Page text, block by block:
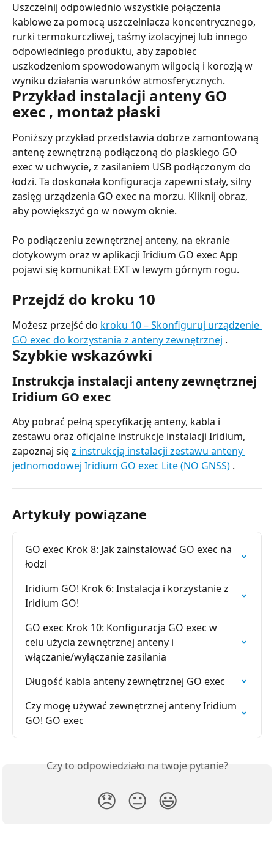
Uszczelnij odpowiednio wszystkie połączenia
kablowe za pomocą uszczelniacza koncentrycznego,
rurki termokurczliwej, taśmy izolacyjnej lub innego
odpowiedniego produktu, aby zapobiec
uszkodzeniom spowodowanym wilgocią i korozją w
wyniku działania warunków atmosferycznych.
Przykład instalacji anteny GO
exec , montaż płaski
Poniższy przykład przedstawia dobrze zamontowaną
antenę zewnętrzną podłączoną do płaskiego GO
exec w uchwycie, z zasilaniem USB podłączonym do
łodzi. Ta doskonała konfiguracja zapewni stały, silny
zasięg urządzenia GO exec na morzu. Kliknij obraz,
aby powiększyć go w nowym oknie.
Po podłączeniu zewnętrznej anteny, na ekranie
dotykowym oraz w aplikacji Iridium GO exec App
pojawi się komunikat EXT w lewym górnym rogu.
Przejdź do kroku 10
Możesz przejść do kroku 10 – Skonfiguruj urządzenie
GO exec do korzystania z anteny zewnętrznej .
Szybkie wskazówki
Instrukcja instalacji anteny zewnętrznej
Iridium GO exec
Aby pobrać pełną specyfikację anteny, kabla i
zestawu oraz oficjalne instrukcje instalacji Iridium,
zapoznaj się z instrukcją instalacji zestawu anteny
jednomodowej Iridium GO exec Lite (NO GNSS) .
Artykuły powiązane
GO exec Krok 8: Jak zainstalować GO exec na
łodzi
Iridium GO! Krok 6: Instalacja i korzystanie z
Iridium GO!
GO exec Krok 10: Konfiguracja GO exec w
celu użycia zewnętrznej anteny i
włączanie/wyłączanie zasilania
Długość kabla anteny zewnętrznej GO exec
Czy mogę używać zewnętrznej anteny Iridium
GO! GO exec
Czy to odpowiedziało na twoje pytanie?
😞 😐 😃